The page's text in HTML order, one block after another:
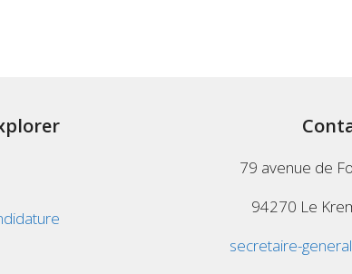
79 avenue de
94270 Le
secretaire-